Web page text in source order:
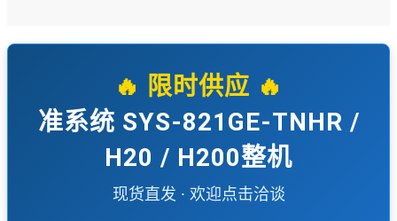
🔥 限时供应 🔥
准系统 SYS-821GE-TNHR /
H20 / H200整机
现货直发 · 欢迎点击洽谈